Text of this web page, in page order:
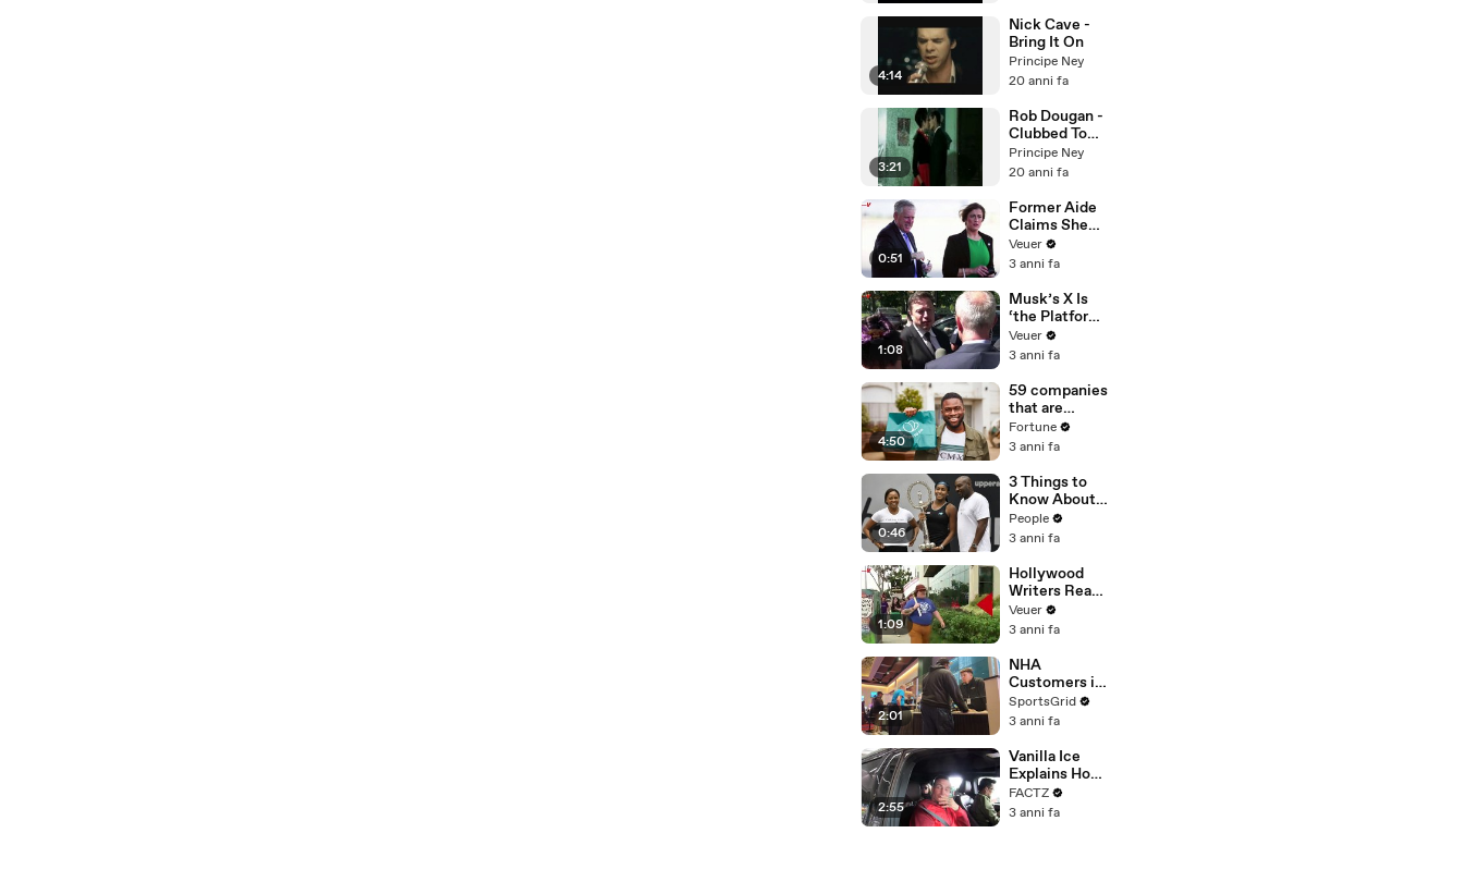
4:14
Nick Cave -
Bring It On
Principe Ney
20 anni fa
3:21
Rob Dougan -
Clubbed To
Death
Principe Ney
20 anni fa
0:51
Former Aide
Claims She
Was Asked to
Make a ‘Hit
Trump
Veuer
3 anni fa
1:08
Musk’s X Is
‘the Platform
With the
Largest Ratio
Misinformatio
n or
Disinformatio
n’ Amongst
All Social
Media
Platforms
Veuer
3 anni fa
4:50
59 companies
that are
changing the
world: From
Chobani
Fortune
3 anni fa
0:46
3 Things to
Know About
Coco Gauff's
Parents
People
3 anni fa
1:09
Hollywood
Writers Reach
‘Tentative
Agreement’
After 146 Day
Strike
Veuer
3 anni fa
2:01
NHA
Customers in
Limbo as
Company
Potential
Merger
SportsGrid
3 anni fa
2:55
Vanilla Ice
Explains How
the 90’s
Shaped
FACTZ
3 anni fa